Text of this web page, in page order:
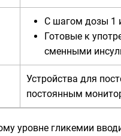
С шагом дозы 1
Готовые к
сменными
Устройства для
постоянным
уровне гликемии